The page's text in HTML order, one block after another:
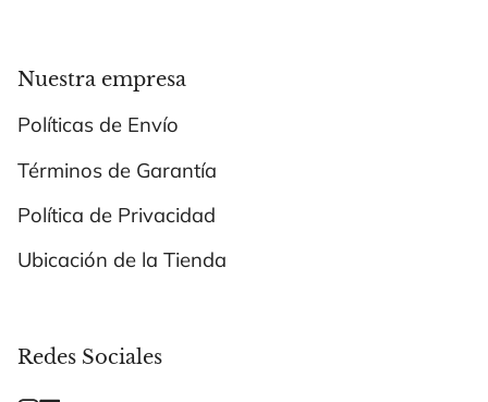
Nuestra empresa
Políticas de Envío
Términos de Garantía
Política de Privacidad
Ubicación de la Tienda
Redes Sociales